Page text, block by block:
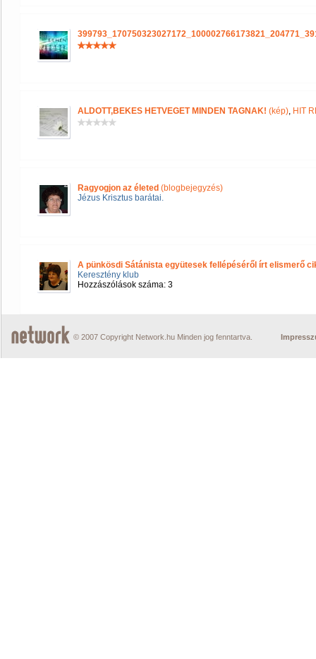
ALDOTT,BEKES HETVEGET MINDEN TAGNAK! (kép), HIT
Ragyogjon az életed (blogbejegyzés)
Jézus Krisztus barátai.
A pünkösdi Sátánista együtesek fellépéséről írt elismerő
Keresztény klub
Hozzászólások száma: 3
© 2007 Copyright Network.hu Minden jog fenntartva.